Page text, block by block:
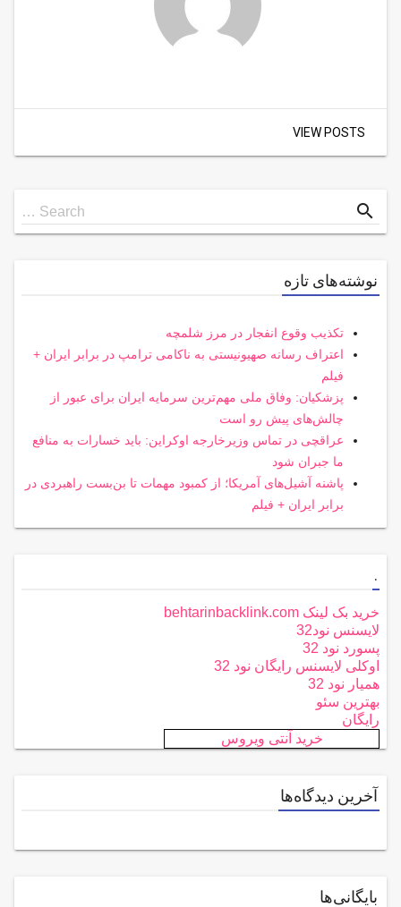
VIEW POSTS
Search
for
Search … search
نوشته‌های تازه
تکذیب وقوع انفجار در مرز شلمچه
اعتراف رسانه صهیونیستی به ناکامی ترامپ در برابر ایران +
فیلم
پزشکیان: وفاق ملی مهم‌ترین سرمایه ایران برای عبور از
چالش‌های پیش رو است
عراقچی در تماس وزیرخارجه اوکراین: باید خسارات به منافع
ما جبران شود
پاشنه آشیل‌های آمریکا؛ از کمبود مهمات تا بن‌بست راهبردی در
برابر ایران + فیلم
.
خرید بک لینک behtarinbacklink.com
لایسنس نود32
پسورد نود 32
اوکلی لایسنس رایگان نود 32
همیار نود 32
بهترین سئو
رایگان
خرید آنتی ویروس
آخرین دیدگاه‌ها
بایگانی‌ها